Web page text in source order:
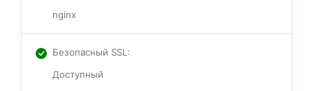
nginx
Безопасный SSL:
Доступный